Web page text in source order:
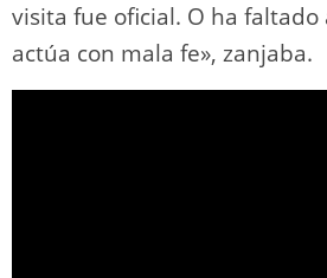
visita fue oficial. O ha faltado
actúa con mala fe», zanjaba.